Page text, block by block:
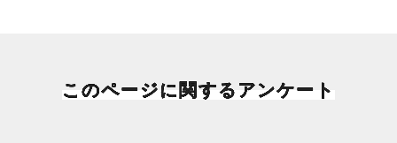
このページに関するアンケート